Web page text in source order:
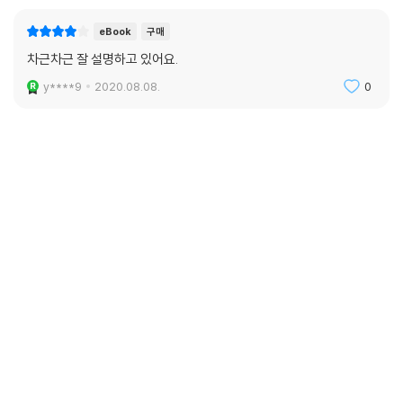
eBook 구매
차근차근 잘 설명하고 있어요.
y****9 2020.08.08. 0